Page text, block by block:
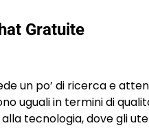
Gratuite
un po’ di ricerca e
uguali in termini di
tecnologia, dove gli